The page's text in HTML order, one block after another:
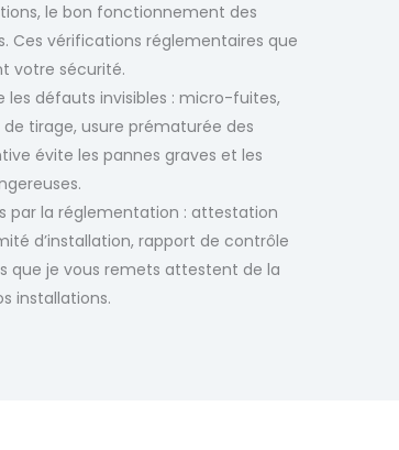
le bon fonctionnement des
Ces vérifications réglementaires que
votre sécurité.
défauts invisibles : micro-fuites,
tirage, usure prématurée des
évite les pannes graves et les
par la réglementation : attestation
d’installation, rapport de contrôle
que je vous remets attestent de la
installations.